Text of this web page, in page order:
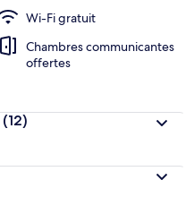
Wi-Fi gratuit
Chambres communicantes
offertes
(12)